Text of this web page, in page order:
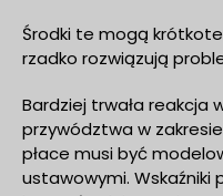
Środki te mogą
rzadko rozwiązują
Bardziej trwała reakcja
przywództwa w
płace musi być
ustawowymi.